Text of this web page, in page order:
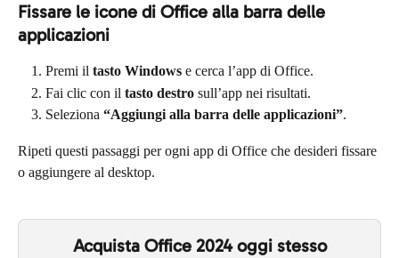
Fissare le icone di Office alla barra delle
applicazioni
Premi il tasto Windows e cerca l’app di Office.
Fai clic con il tasto destro sull’app nei risultati.
Seleziona “Aggiungi alla barra delle applicazioni”.
Ripeti questi passaggi per ogni app di Office che desideri fissare
o aggiungere al desktop.
Acquista Office 2024 oggi stesso